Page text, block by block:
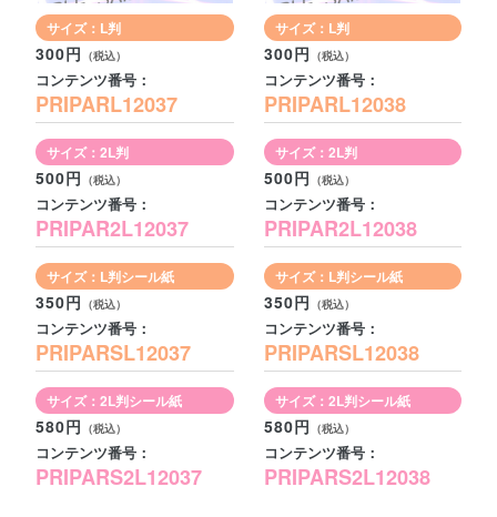
サイズ：L判
300円
コンテンツ番号：
PRIPARL12037
サイズ：2L判
500円
コンテンツ番号：
PRIPAR2L12037
サイズ：L判シール紙
350円
コンテンツ番号：
PRIPARSL12037
サイズ：2L判シール紙
580円
コンテンツ番号：
PRIPARS2L12037
サイズ：L判
300円
コンテンツ番号：
PRIPARL12038
サイズ：2L判
500円
コンテンツ番号：
PRIPAR2L12038
サイズ：L判シール紙
350円
コンテンツ番号：
PRIPARSL12038
サイズ：2L判シール紙
580円
コンテンツ番号：
PRIPARS2L12038